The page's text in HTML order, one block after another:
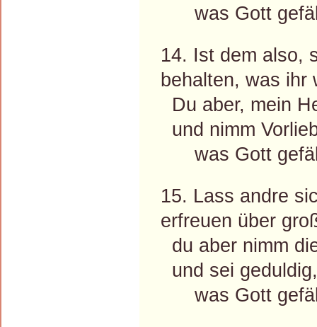
was Gott
14. Ist dem also,
behalten, was ihr
Du aber, mein
und nimm
was Gott
15. Lass andre
erfreuen über
du aber nimm
und sei
was Gott